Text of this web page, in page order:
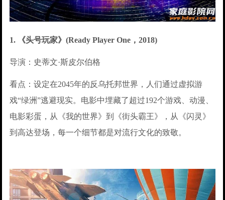
1. 《头号玩家》(Ready Player One，2018)
导演：史蒂文·斯皮尔伯格
看点：设定在2045年的反乌托邦世界，人们通过虚拟游
戏“绿洲”逃避现实。电影中埋藏了超过192个游戏、动漫、
电影彩蛋，从《我的世界》到《街头霸王》，从《闪灵》
到高达登场，每一个细节都是对流行文化的致敬。